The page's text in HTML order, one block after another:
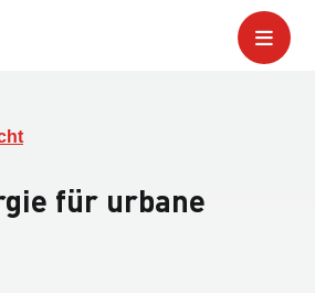
für urbane